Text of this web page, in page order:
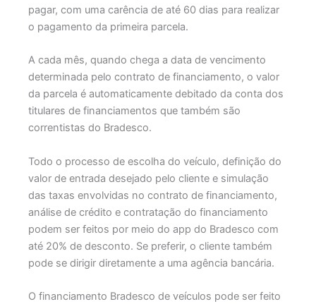
pagar, com uma carência de até 60 dias para realizar
o pagamento da primeira parcela.
A cada mês, quando chega a data de vencimento
determinada pelo contrato de financiamento, o valor
da parcela é automaticamente debitado da conta dos
titulares de financiamentos que também são
correntistas do Bradesco.
Todo o processo de escolha do veículo, definição do
valor de entrada desejado pelo cliente e simulação
das taxas envolvidas no contrato de financiamento,
análise de crédito e contratação do financiamento
podem ser feitos por meio do app do Bradesco com
até 20% de desconto. Se preferir, o cliente também
pode se dirigir diretamente a uma agência bancária.
O financiamento Bradesco de veículos pode ser feito